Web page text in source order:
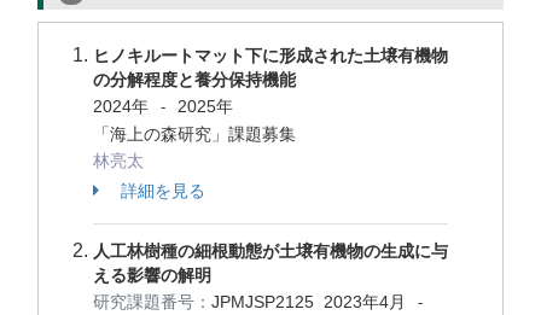
ヒノキルートマット下に形成された土壌有機物
の分解程度と養分保持機能
2024年
-
2025年
「海上の森研究」課題募集
林亮太
詳細を見る
人工林樹種の細根動態が土壌有機物の生成に与
える影響の解明
研究課題番号： JPMJSP2125 2023年4月 -